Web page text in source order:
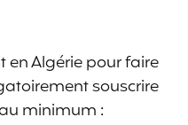
en Algérie pour faire
souscrire
minimum :